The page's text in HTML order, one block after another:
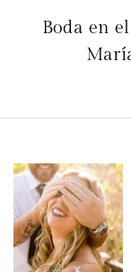
c
ó
n
Boda en